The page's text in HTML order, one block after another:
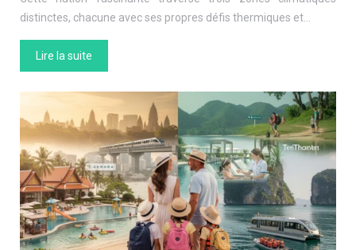
distinctes, chacune avec ses propres défis thermiques et…
Lire la suite